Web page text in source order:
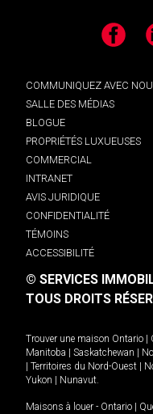
Facebook
COMMUNIQUEZ AVEC
SALLE DES MÉDIAS
BLOGUE
PROPRIÉTÉS LUXUEUSES
COMMERCIAL
INTRANET
AVIS JURIDIQUE
CONFIDENTIALITÉ
TÉMOINS
ACCESSIBILITÉ
© SERVICES
TOUS DROITS
Trouver une maison Ontario
Manitoba
Saskatchewan
Territoires du Nord-Ouest
Yukon
Nunavut.
Maisons à louer - Ontario